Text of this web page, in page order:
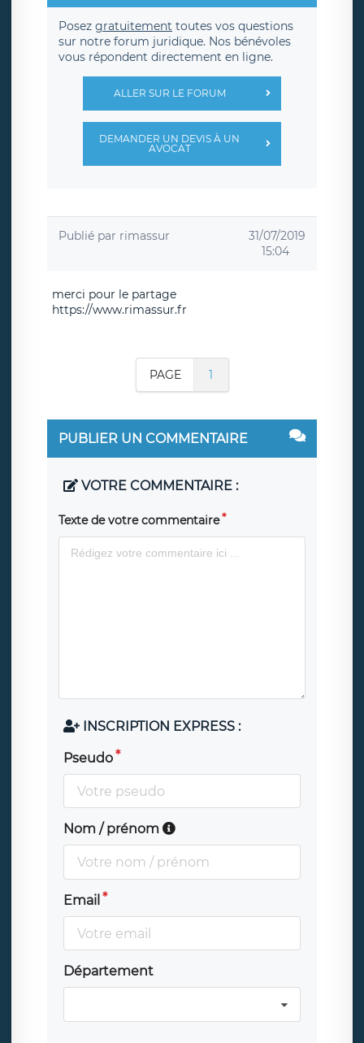
Posez gratuitement toutes vos questions
sur notre forum juridique. Nos bénévoles
vous répondent directement en ligne.
ALLER SUR LE FORUM
DEMANDER UN DEVIS À UN
AVOCAT
Publié par rimassur
31/07/2019
15:04
merci pour le partage
https://www.rimassur.fr
PAGE 1
PUBLIER UN COMMENTAIRE
VOTRE COMMENTAIRE :
Texte de votre commentaire
INSCRIPTION EXPRESS :
Pseudo
Nom / prénom
Email
Département